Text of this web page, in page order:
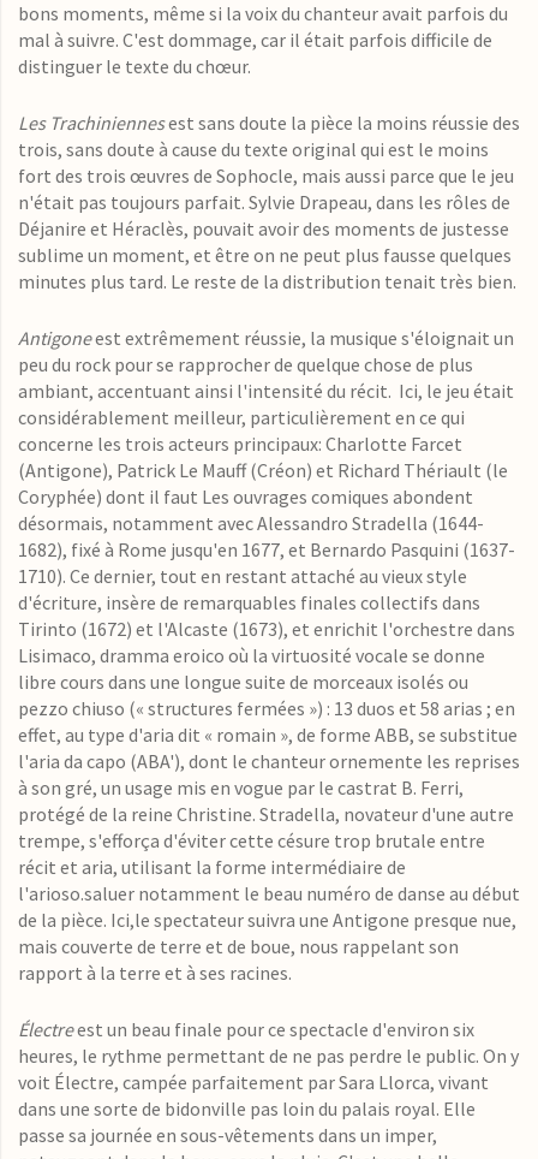
bons moments, même si la voix du chanteur avait parfois du
mal à suivre. C'est dommage, car il était parfois difficile de
distinguer le texte du chœur.
Les Trachiniennesest sans doute la pièce la moins réussie des
trois, sans doute à cause du texte original qui est le moins
fort des trois œuvres de Sophocle, mais aussi parce que le jeu
n'était pas toujours parfait. Sylvie Drapeau, dans les rôles de
Déjanire et Héraclès, pouvait avoir des moments de justesse
sublime un moment, et être on ne peut plus fausse quelques
minutes plus tard. Le reste de la distribution tenait très bien.
Antigoneest extrêmement réussie, la musique s'éloignait un
peu du rock pour se rapprocher de quelque chose de plus
ambiant, accentuant ainsi l'intensité du récit. Ici, le jeu était
considérablement meilleur, particulièrement en ce qui
concerne les trois acteurs principaux: Charlotte Farcet
(Antigone), Patrick Le Mauff (Créon) et Richard Thériault (le
Coryphée) dont il faut Les ouvrages comiques abondent
désormais, notamment avec Alessandro Stradella (1644-
1682), fixé à Rome jusqu'en 1677, et Bernardo Pasquini (1637-
1710). Ce dernier, tout en restant attaché au vieux style
d'écriture, insère de remarquables finales collectifs dans
Tirinto (1672) et l'Alcaste (1673), et enrichit l'orchestre dans
Lisimaco, dramma eroico où la virtuosité vocale se donne
libre cours dans une longue suite de morceaux isolés ou
pezzo chiuso (« structures fermées ») : 13 duos et 58 arias ; en
effet, au type d'aria dit « romain », de forme ABB, se substitue
l'aria da capo (ABA'), dont le chanteur ornemente les reprises
à son gré, un usage mis en vogue par le castrat B. Ferri,
protégé de la reine Christine. Stradella, novateur d'une autre
trempe, s'efforça d'éviter cette césure trop brutale entre
récit et aria, utilisant la forme intermédiaire de
l'arioso.saluer notamment le beau numéro de danse au début
de la pièce. Ici,le spectateur suivra une Antigone presque nue,
mais couverte de terre et de boue, nous rappelant son
rapport à la terre et à ses racines.
Électreest un beau finale pour ce spectacle d'environ six
heures, le rythme permettant de ne pas perdre le public. On y
voit Électre, campée parfaitement par Sara Llorca, vivant
dans une sorte de bidonville pas loin du palais royal. Elle
passe sa journée en sous-vêtements dans un imper,